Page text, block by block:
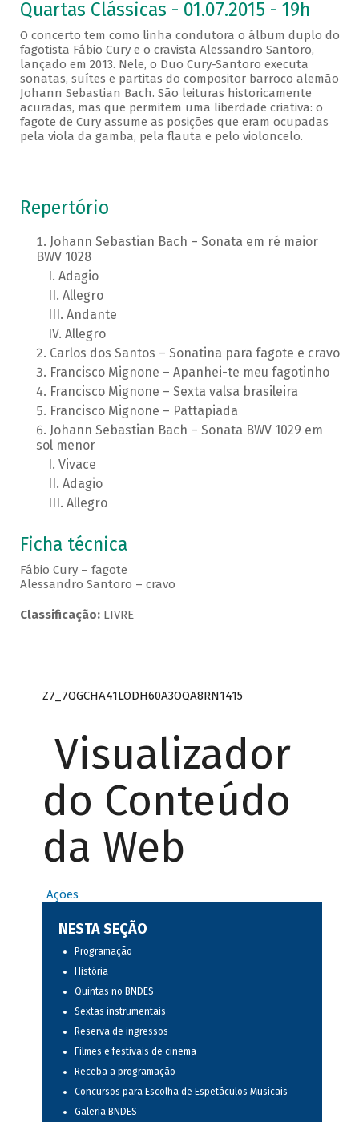
Quartas Clássicas - 01.07.2015 - 19h
O concerto tem como linha condutora o álbum duplo do
fagotista Fábio Cury e o cravista Alessandro Santoro,
lançado em 2013. Nele, o Duo Cury-Santoro executa
sonatas, suítes e partitas do compositor barroco alemão
Johann Sebastian Bach. São leituras historicamente
acuradas, mas que permitem uma liberdade criativa: o
fagote de Cury assume as posições que eram ocupadas
pela viola da gamba, pela flauta e pelo violoncelo.
Repertório
Johann Sebastian Bach – Sonata em ré maior
BWV 1028
Adagio
Allegro
Andante
Allegro
Carlos dos Santos – Sonatina para fagote e cravo
Francisco Mignone – Apanhei-te meu fagotinho
Francisco Mignone – Sexta valsa brasileira
Francisco Mignone – Pattapiada
Johann Sebastian Bach – Sonata BWV 1029 em
sol menor
Vivace
Adagio
Allegro
Ficha técnica
Fábio Cury – fagote
Alessandro Santoro – cravo
Classificação:LIVRE
Z7_7QGCHA41LODH60A3OQA8RN1415
Visualizador
do Conteúdo
da Web
Ações
NESTA SEÇÃO
Programação
História
Quintas no BNDES
Sextas instrumentais
Reserva de ingressos
Filmes e festivais de cinema
Receba a programação
Concursos para Escolha de Espetáculos Musicais
Galeria BNDES